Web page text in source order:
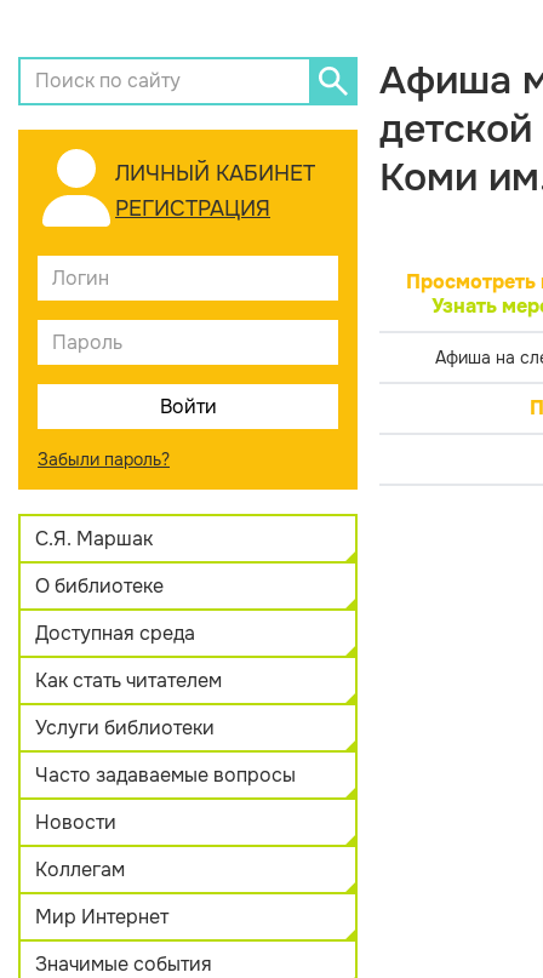
ЛИЧНЫЙ КАБИНЕТ
РЕГИСТРАЦИЯ
Забыли пароль?
С.Я. Маршак
О библиотеке
Доступная среда
Как стать читателем
Услуги библиотеки
Часто задаваемые вопросы
Новости
Коллегам
Мир Интернет
Значимые события
Афиша
Коми
Просмотреть
Узнать
Афиша на